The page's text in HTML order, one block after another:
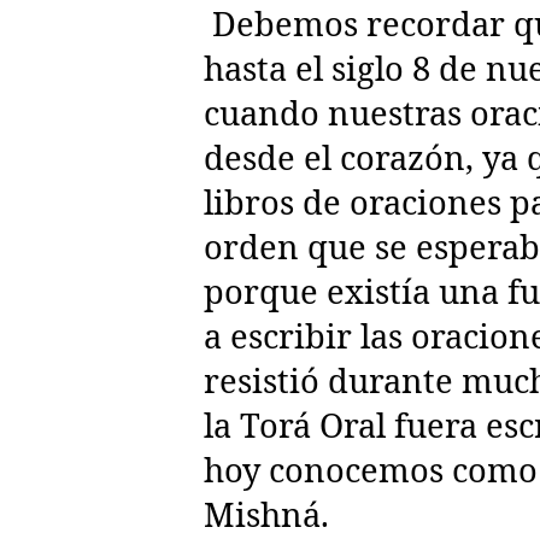
Debemos recordar
hasta el siglo 8 de
cuando nuestras
desde el corazón, ya
libros de oraciones
orden que se
porque existía una
a escribir las
resistió durante
la Torá Oral fuera
hoy conocemos
Mishná.